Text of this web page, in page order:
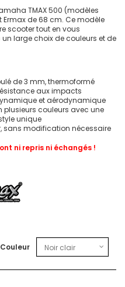
TMAX 500 (modèles
Ermax de 68 cm. Ce modèle
scooter tout en vous
large choix de couleurs et de
de 3 mm, thermoformé
aux impacts
et aérodynamique
plusieurs couleurs avec une
unique
sans modification nécessaire
ni repris ni échangés !
Couleur